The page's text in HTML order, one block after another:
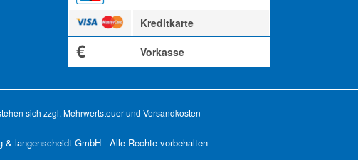
Kreditkarte
€ Vorkasse
sich zzgl. Mehrwertsteuer und Versandkosten
& langenscheidt GmbH - Alle Rechte vorbehalten